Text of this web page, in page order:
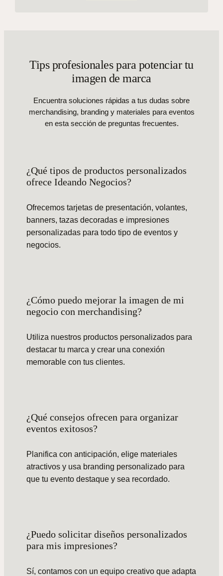
Tips profesionales para potenciar tu
imagen de marca
Encuentra soluciones rápidas a tus dudas sobre
merchandising, branding y materiales para eventos
en esta sección de preguntas frecuentes.
¿Qué tipos de productos personalizados
ofrece Ideando Negocios?
Ofrecemos tarjetas de presentación, volantes,
banners, tazas decoradas e impresiones
personalizadas para todo tipo de eventos y
negocios.
¿Cómo puedo mejorar la imagen de mi
negocio con merchandising?
Utiliza nuestros productos personalizados para
destacar tu marca y crear una conexión
memorable con tus clientes.
¿Qué consejos ofrecen para organizar
eventos exitosos?
Planifica con anticipación, elige materiales
atractivos y usa branding personalizado para
que tu evento destaque y sea recordado.
¿Puedo solicitar diseños personalizados
para mis impresiones?
Sí, contamos con un equipo creativo que adapta